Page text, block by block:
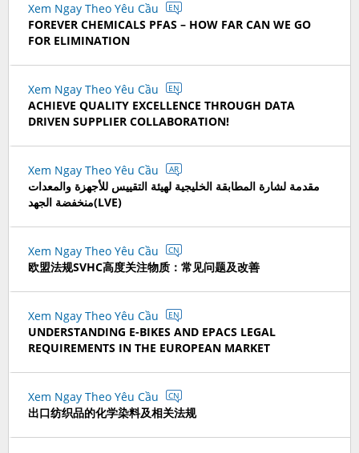
Xem Ngay Theo Yêu Cầu EN
FOREVER CHEMICALS PFAS – HOW FAR CAN WE GO
FOR ELIMINATION
Xem Ngay Theo Yêu Cầu EN
ACHIEVE QUALITY EXCELLENCE THROUGH DATA
DRIVEN SUPPLIER COLLABORATION!
Xem Ngay Theo Yêu Cầu AR
مقدمة لشارة المطابقة الخليجية لهيئة التقييس للأجهزة والمعدات
منخفضة الجهد(LVE)
Xem Ngay Theo Yêu Cầu CN
欧盟法规SVHC高度关注物质：常见问题及改善
Xem Ngay Theo Yêu Cầu EN
UNDERSTANDING E-BIKES AND EPACS LEGAL
REQUIREMENTS IN THE EUROPEAN MARKET
Xem Ngay Theo Yêu Cầu CN
出口纺织品的化学染料及相关法规